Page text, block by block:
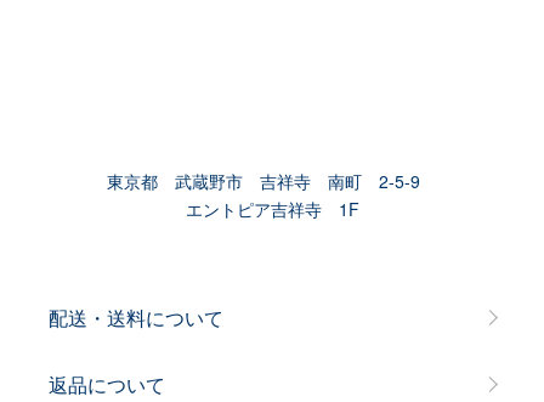
東京都 武蔵野市 吉祥寺 南町 2-5-9
エントピア吉祥寺 1F
配送・送料について
返品について